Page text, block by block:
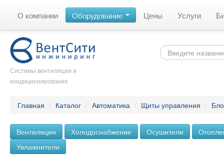
О компании Оборудование Цены Услуги
Системы вентиляции и
кондиционирования
Главная / Каталог / Автоматика / Щиты управления /
Вентиляция Холодоснабжение Осушители
Увлажнители